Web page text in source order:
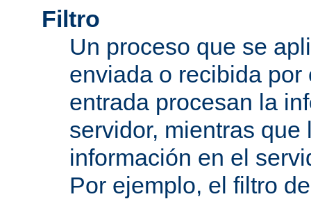
Filtro
Un proceso que se
enviada o recibida
entrada procesan la
servidor, mientras
información en el
Por ejemplo, el filtro